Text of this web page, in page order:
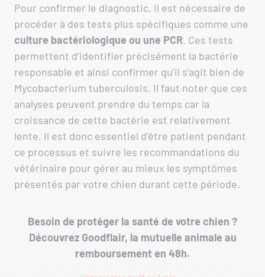
Pour confirmer le diagnostic, il est nécessaire de
procéder à des tests plus spécifiques comme une
culture bactériologique ou une PCR. Ces tests
permettent d’identifier précisément la bactérie
responsable et ainsi confirmer qu’il s’agit bien de
Mycobacterium tuberculosis. Il faut noter que ces
analyses peuvent prendre du temps car la
croissance de cette bactérie est relativement
lente. Il est donc essentiel d’être patient pendant
ce processus et suivre les recommandations du
vétérinaire pour gérer au mieux les symptômes
présentés par votre chien durant cette période.
Besoin de protéger la santé de votre chien ?
Découvrez Goodflair, la mutuelle animale au
remboursement en 48h.